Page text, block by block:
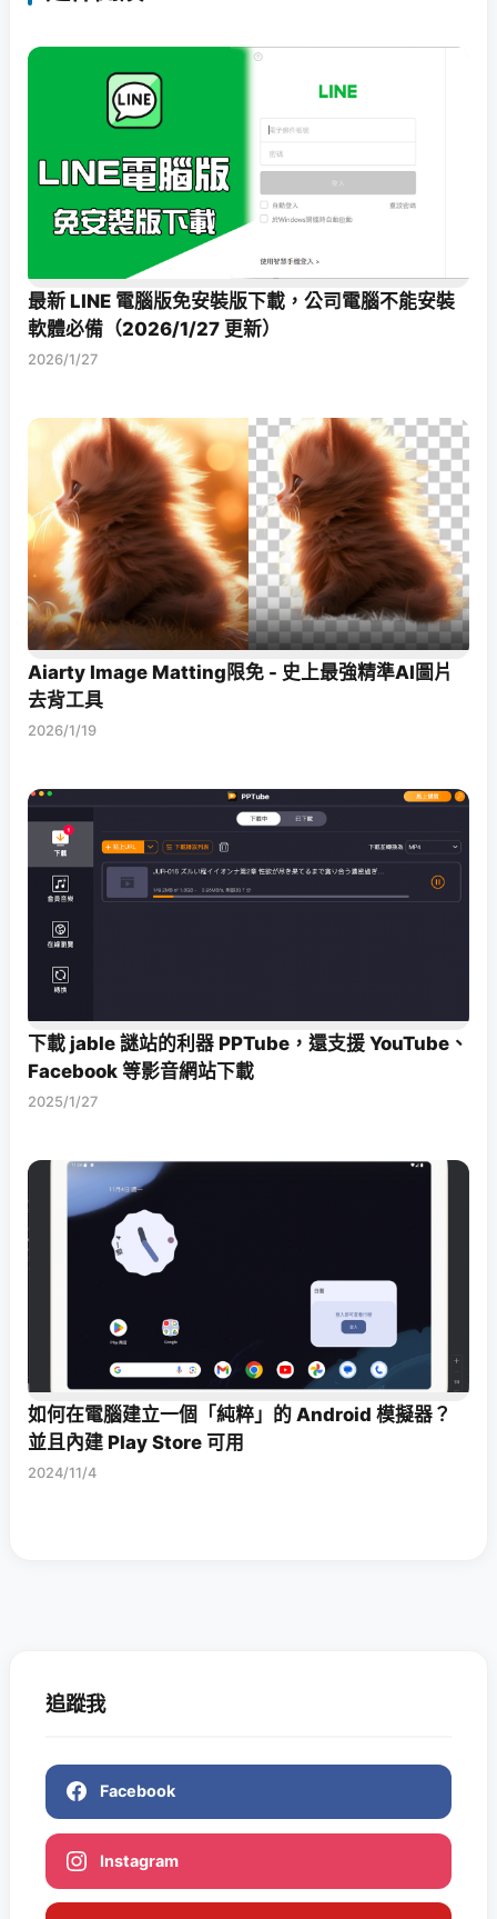
最新 LINE 電腦版免安裝版下載，公司電腦不能安裝
軟體必備（2026/1/27 更新）
2026/1/27
Aiarty Image Matting限免 - 史上最強精準AI圖片
去背工具
2026/1/19
下載 jable 謎站的利器 PPTube，還支援 YouTube、
Facebook 等影音網站下載
2025/1/27
如何在電腦建立一個「純粹」的 Android 模擬器？
並且內建 Play Store 可用
2024/11/4
追蹤我
Facebook
Instagram